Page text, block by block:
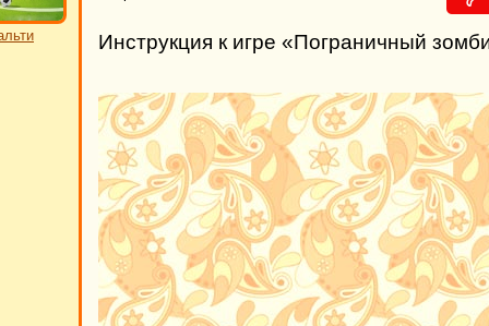
Инструкция к игре «Пограничный